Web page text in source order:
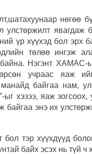
нөгөө
улстөржилт явагдаж
үр хүүхэд бол эрх
төлөө ингэж
байна. Нэгэнт ХАМАС-
учраас яаж
байгаа нам,
хэзээ, яаж зогсоох,
энэ их
тэр хүүхдүүд
байх эсэх нь түй ч